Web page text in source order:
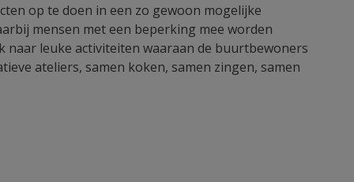
op te doen in een zo gewoon mogelijke
mensen met een beperking mee worden
naar leuke activiteiten waaraan de buurtbewoners
ateliers, samen koken, samen zingen, samen